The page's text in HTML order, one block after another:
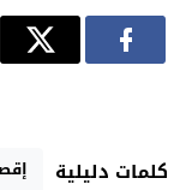
كلمات دليلية